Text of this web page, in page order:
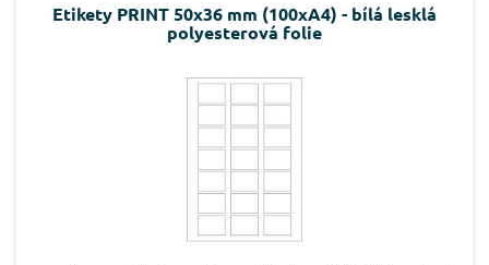
Etikety PRINT 50x36 mm (100xA4) - bílá lesklá
polyesterová folie